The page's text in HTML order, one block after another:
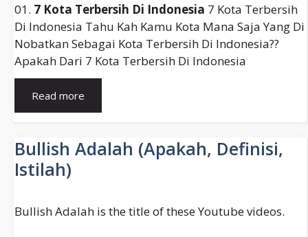
01. 7 Kota Terbersih Di Indonesia 7 Kota Terbersih
Di Indonesia Tahu Kah Kamu Kota Mana Saja Yang Di
Nobatkan Sebagai Kota Terbersih Di Indonesia??
Apakah Dari 7 Kota Terbersih Di Indonesia
Read more
Indonesia
Bullish Adalah (Apakah, Definisi,
Istilah)
Bullish Adalah is the title of these Youtube videos.